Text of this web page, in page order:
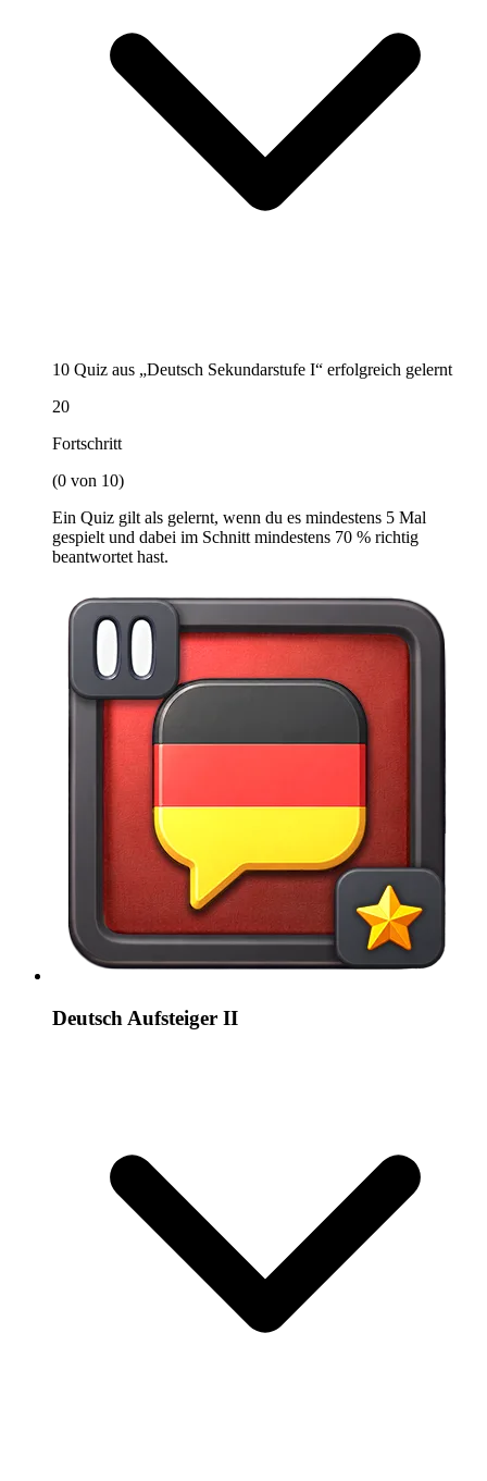
10 Quiz aus „Deutsch Sekundarstufe I“ erfolgreich gelernt
20
Fortschritt
(0 von 10)
Ein Quiz gilt als gelernt, wenn du es mindestens 5 Mal
gespielt und dabei im Schnitt mindestens 70 % richtig
beantwortet hast.
Deutsch Aufsteiger II